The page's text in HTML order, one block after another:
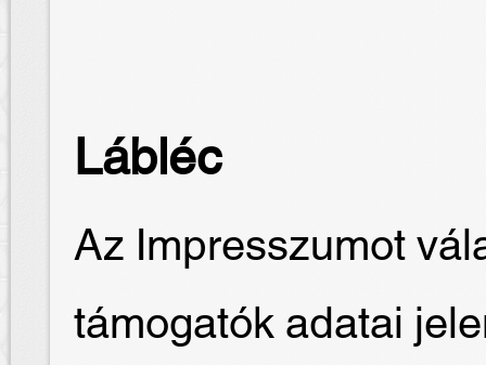
Lábléc
Az Impresszumot
támogatók adatai